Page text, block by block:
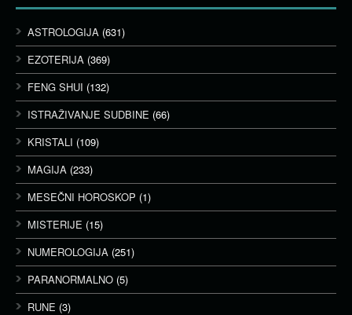
ASTROLOGIJA (631)
EZOTERIJA (369)
FENG SHUI (132)
ISTRAŽIVANJE SUDBINE (66)
KRISTALI (109)
MAGIJA (233)
MESEČNI HOROSKOP (1)
MISTERIJE (15)
NUMEROLOGIJA (251)
PARANORMALNO (5)
RUNE (3)